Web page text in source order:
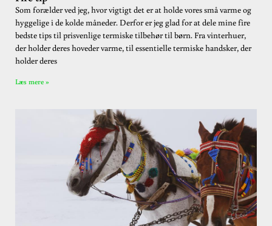
Som forælder ved jeg, hvor vigtigt det er at holde vores små varme og
hyggelige i de kolde måneder. Derfor er jeg glad for at dele mine fire
bedste tips til prisvenlige termiske tilbehør til børn. Fra vinterhuer,
der holder deres hoveder varme, til essentielle termiske handsker, der
holder deres
Læs mere »